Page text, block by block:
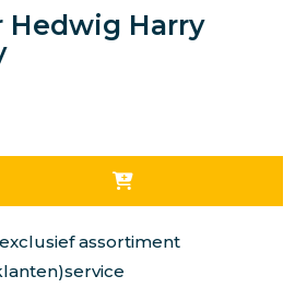
Hedwig Harry
assortiment